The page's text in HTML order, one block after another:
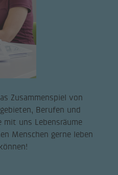
Zusammenspiel von
Berufen und
mit uns Lebensräume
Menschen gerne leben